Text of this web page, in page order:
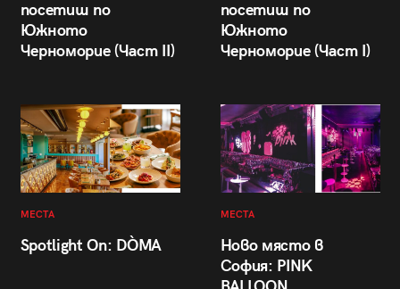
посетиш по
Южното
Черноморие (Част II)
посетиш по
Южното
Черноморие (Част I)
МЕСТА
Spotlight On: DÒMA
МЕСТА
Ново място в
София: PINK